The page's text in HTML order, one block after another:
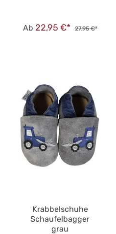
Ab 22,95 €* 27,95 €*
Krabbelschuhe
Schaufelbagger
grau